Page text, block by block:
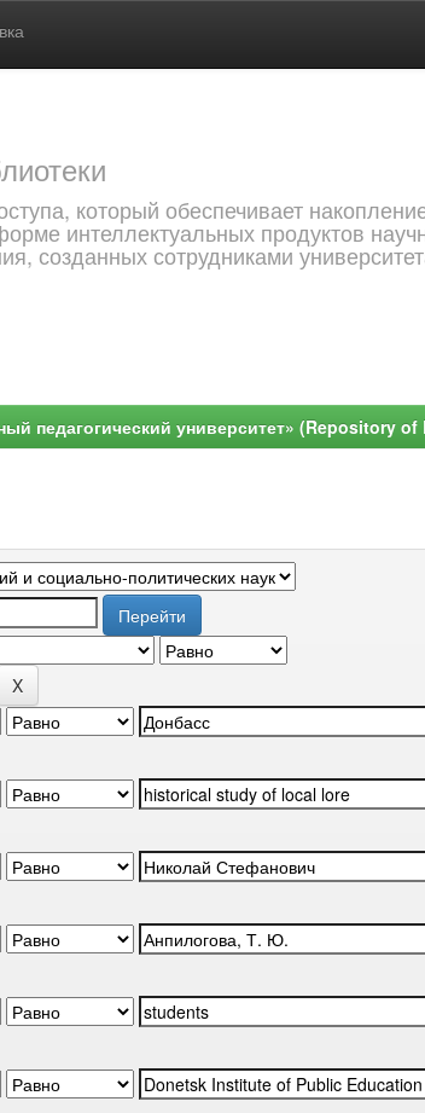
который обеспечивает
интеллектуальных продуктов
созданных сотрудниками
педагогический университет» (Repository